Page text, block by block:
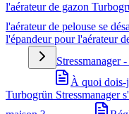
l'aérateur de gazon
l'aérateur de pelouse se
l'épandeur pour l'aérateur
Stressmanager
À quoi dois-
Turbogrün Stressmanager